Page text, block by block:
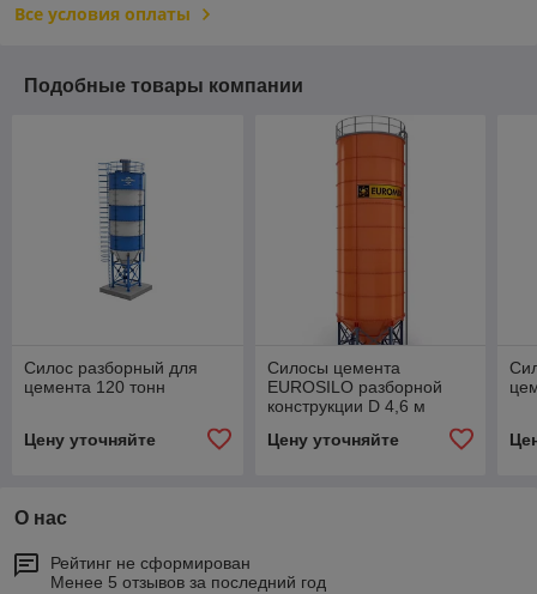
Все условия оплаты
Подобные товары компании
Силос разборный для
цемента 120 тонн
Цену уточняйте
Силосы цемента
EUROSILO разборной
конструкции D 4,6 м
Цену уточняйте
О нас
Рейтинг не сформирован
Менее 5 отзывов за последний год